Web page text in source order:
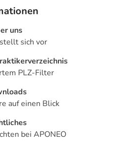
uns
sich vor
PLZ-Filter
auf einen Blick
bei APONEO